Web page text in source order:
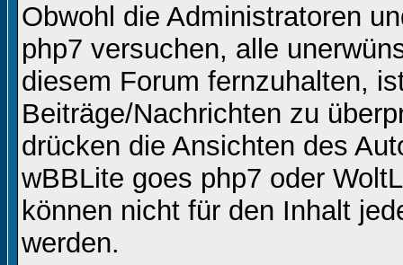
Obwohl die Administratoren
php7 versuchen, alle
diesem Forum fernzuhalten,
Beiträge/Nachrichten zu
drücken die Ansichten des
wBBLite goes php7 oder
können nicht für den Inhalt
werden.